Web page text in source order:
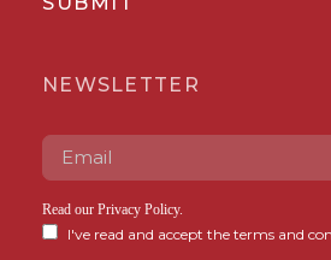
NEWSLETTER
Read our Privacy Policy.
I've read and accept the terms and